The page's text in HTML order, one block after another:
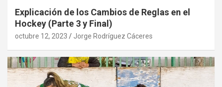
Explicación de los Cambios de Reglas en el
Hockey (Parte 3 y Final)
octubre 12, 2023 Jorge Rodríguez Cáceres